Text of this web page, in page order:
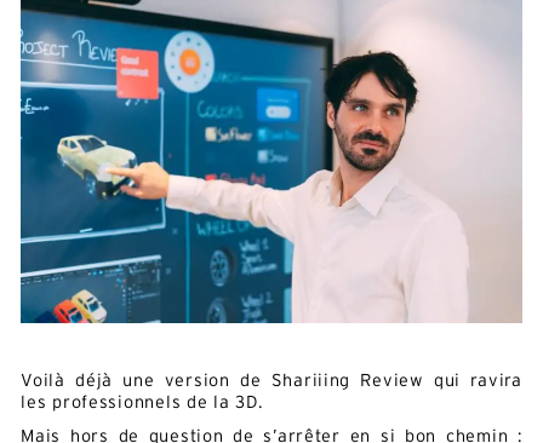
Voilà déjà une version de Shariiing Review qui ravira
les professionnels de la 3D.
Mais hors de question de s’arrêter en si bon chemin :